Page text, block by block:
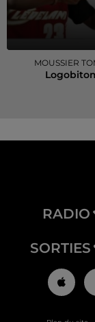
MOUSSIER
RADIO
SORTIES